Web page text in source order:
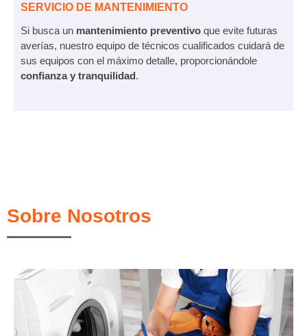
SERVICIO DE MANTENIMIENTO
Si busca un mantenimiento preventivo que evite futuras
averías, nuestro equipo de técnicos cualificados cuidará de
sus equipos con el máximo detalle, proporcionándole
confianza y tranquilidad.
Sobre Nosotros